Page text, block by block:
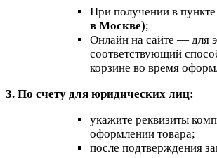
При получении в
в Москве);
Онлайн на сайте — для
соответствующий
корзине во время
3. По счету для юридических лиц:
укажите реквизиты
оформлении товара;
после подтверждения